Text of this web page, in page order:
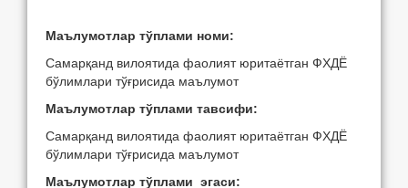
Маълумотлар тўплами номи:
Самарқанд вилоятида фаолият юритаётган ФХДЁ
бўлимлари тўғрисида маълумот
Маълумотлар тўплами тавсифи:
Самарқанд вилоятида фаолият юритаётган ФХДЁ
бўлимлари тўғрисида маълумот
Маълумотлар тўплами эгаси: